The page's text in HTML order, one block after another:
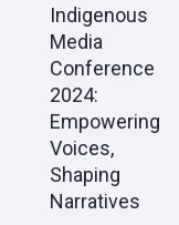
Indigenous
Media
Conference
2024:
Empowering
Voices,
Shaping
Narratives